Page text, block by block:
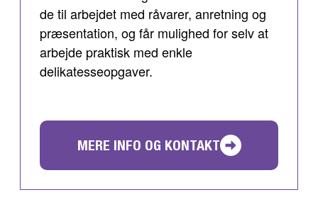
de til arbejdet med råvarer, anretning og
præsentation, og får mulighed for selv at
arbejde praktisk med enkle
delikatesseopgaver.
MERE INFO OG KONTAKT